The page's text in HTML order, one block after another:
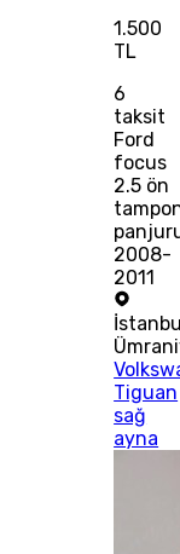
1.500
TL
6
taksit
Ford
focus
2.5 ön
2008-
2011
Tiguan
sağ
ayna